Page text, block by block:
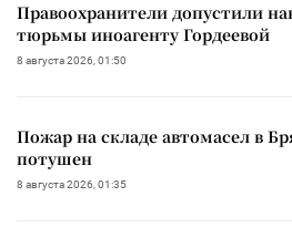
Правоохранители допустили
тюрьмы иноагенту Гордеевой
8 августа 2026, 01:50
Пожар на складе автомасел в
потушен
8 августа 2026, 01:35